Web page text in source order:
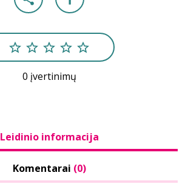
0 įvertinimų
Leidinio informacija
Komentarai (0)